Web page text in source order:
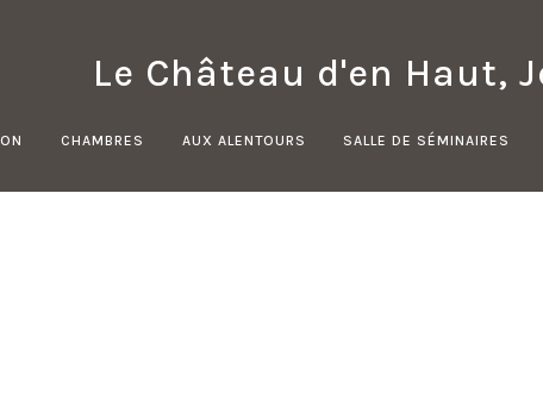
Le Château d'en Haut,
CHAMBRES AUX ALENTOURS SALLE DE SÉMINAIRES